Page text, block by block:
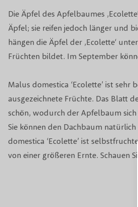
Die Äpfel des Apfelbaumes
Äpfel; sie reifen jedoch länger und
hängen die Äpfel der ‚Ecolette‘
Früchten bildet. Im September
Malus domestica ‘Ecolette’ ist
ausgezeichnete Früchte. Das Blatt
schön, wodurch der Apfelbaum
Sie können den Dachbaum
domestica ‘Ecolette’ ist
von einer größeren Ernte. Schauen